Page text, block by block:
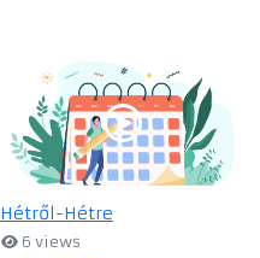
Hétről-Hétre
6 views